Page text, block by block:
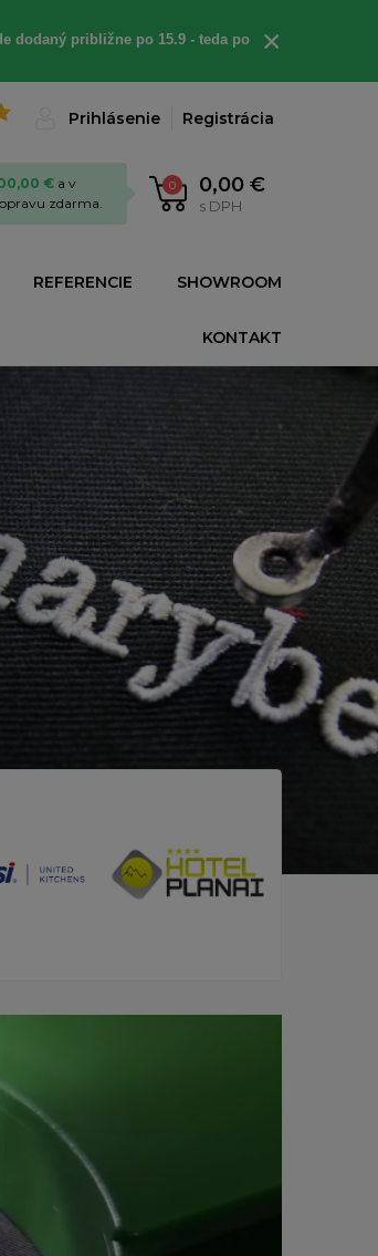
dodaný približne po 15.9 - teda po
×
Prihlásenie Registrácia
0 0,00 €
s DPH
€ a v
zdarma.
REFERENCIE SHOWROOM
KONTAKT